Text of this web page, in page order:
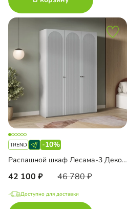
-10%
Распашной шкаф Лесама-3 Декор 1
42 100 46 780
Доступно для доставки